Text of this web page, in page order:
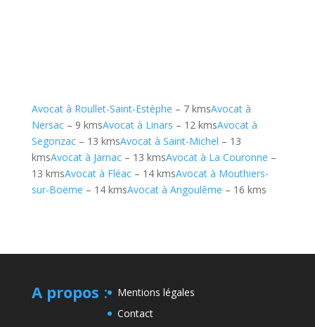
Avocat à Roullet-Saint-Estèphe – 7 kmsAvocat à
Nersac– 9 kmsAvocat à Linars – 12 kmsAvocat à
Segonzac– 13 kmsAvocat à Saint-Michel – 13
kmsAvocat à Jarnac– 13 kmsAvocat à La Couronne –
13 kmsAvocat à Fléac– 14 kmsAvocat à Mouthiers-
sur-Boëme – 14 kmsAvocat à Angoulême – 16 kms
A propos :
Mentions légales
Contact